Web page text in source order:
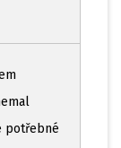
potřebné